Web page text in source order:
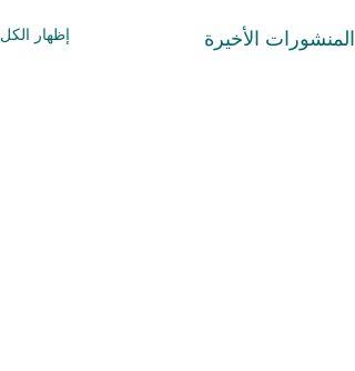
المنشورات الأخيرة إظهار الكل